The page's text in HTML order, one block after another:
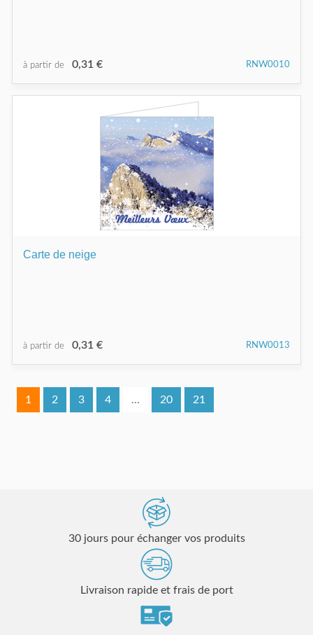
à partir de 0,31 € RNW0010
Carte de neige
à partir de 0,31 € RNW0013
1 2 3 4 ... 20 21
30 jours pour échanger vos produits
Livraison rapide et frais de port